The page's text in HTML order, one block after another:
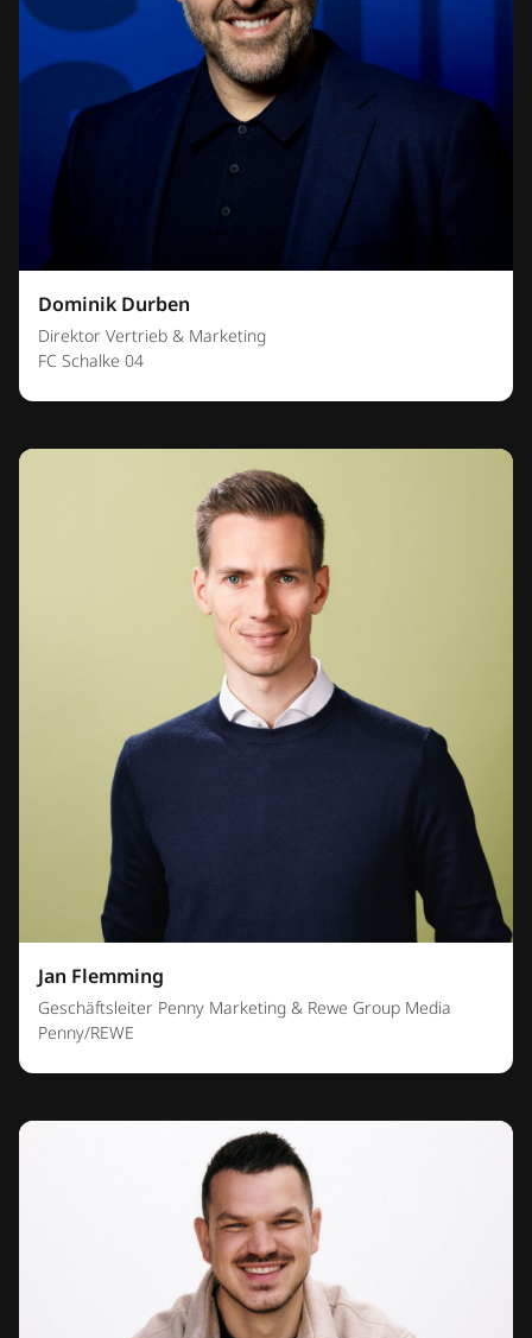
Dominik Durben
Direktor Vertrieb & Marketing
FC Schalke 04
Jan Flemming
Geschäftsleiter Penny Marketing & Rewe Group Media
Penny/REWE